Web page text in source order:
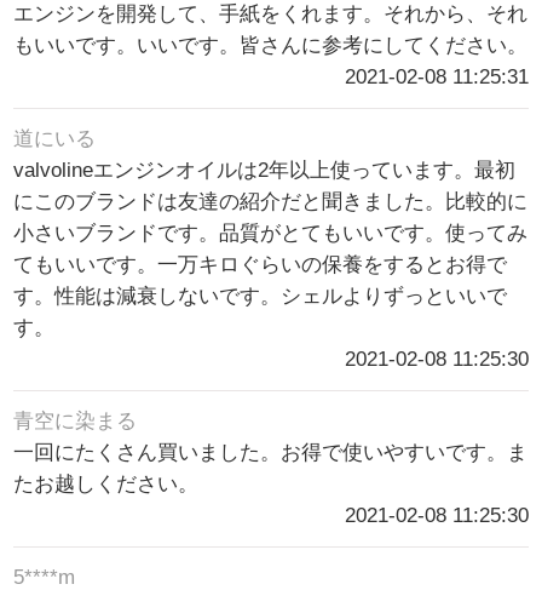
エンジンを開発して、手紙をくれます。それから、それ
もいいです。いいです。皆さんに参考にしてください。
2021-02-08 11:25:31
道にいる
valvolineエンジンオイルは2年以上使っています。最初
にこのブランドは友達の紹介だと聞きました。比較的に
小さいブランドです。品質がとてもいいです。使ってみ
てもいいです。一万キロぐらいの保養をするとお得で
す。性能は減衰しないです。シェルよりずっといいで
す。
2021-02-08 11:25:30
青空に染まる
一回にたくさん買いました。お得で使いやすいです。ま
たお越しください。
2021-02-08 11:25:30
5****m